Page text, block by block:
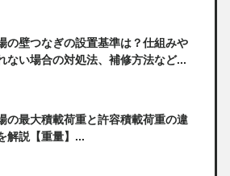
の壁つなぎの設置基準は？仕組みや
ない場合の対処法、補修方法など...
の最大積載荷重と許容積載荷重の違
解説【重量】...